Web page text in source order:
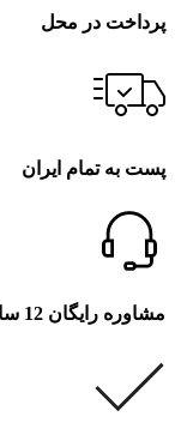
پرداخت در محل
پست به تمام ایران
مشاوره رایگان 12 ساعته